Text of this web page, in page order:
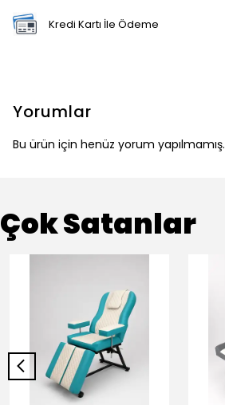
Kredi Kartı İle Ödeme
Yorumlar
Bu ürün için henüz yorum yapılmamış.
Çok Satanlar